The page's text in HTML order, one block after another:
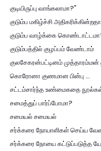
குடியிருப்பு வாங்கலாமா?"
குடும்ப மகிழ்ச்சி
குடும்ப வாழ்க்கை
குடும்பத்தில் குழப்பம் வேண்டாம்
குலசேகரன்பட்டினம் முத்தாரம்மன்
கொரோனா குணமான பின்பு ...
சட்டம்சார்ந்த உண்மைகதை
சமைத்துப் பார்ப்போமா?
சமையல் சமையல்
சர்க்கரை நோயாளிகள் செய்ய
சர்க்கரை நோயை கட்டுப்படுத்த